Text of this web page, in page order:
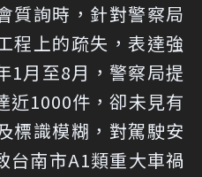
質詢時，針對警察局
程上的疏失，表達強
1月至8月，警察局提
近1000件，卻未見有
標識模糊，對駕駛安
台南市A1類重大車禍